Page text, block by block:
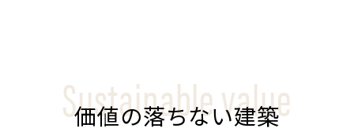
Sustainable value
価値の落ちない建築